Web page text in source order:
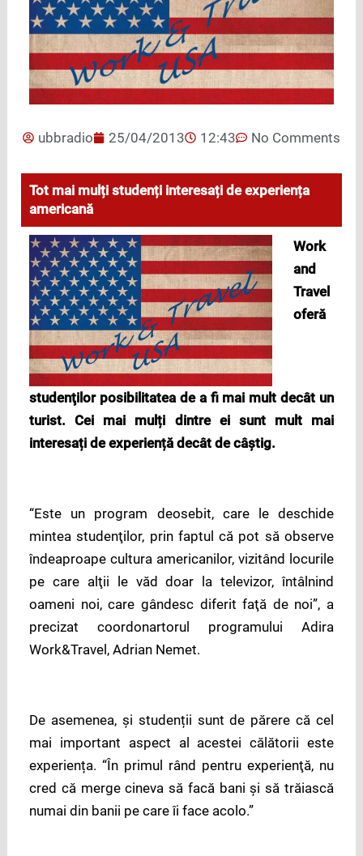
ubbradio 25/04/2013 12:43 No Comments
Tot mai mulți studenți interesați de experiența
americană
Work
and
Travel
oferă
studenţilor posibilitatea de a fi mai mult decât un
turist. Cei mai mulți dintre ei sunt mult mai
interesați de experiență decât de câștig.
“Este un program deosebit, care le deschide
mintea studenţilor, prin faptul că pot să observe
îndeaproape cultura americanilor, vizitând locurile
pe care alţii le văd doar la televizor, întâlnind
oameni noi, care gândesc diferit faţă de noi”, a
precizat coordonartorul programului Adira
Work&Travel, Adrian Nemet.
De asemenea, și studenții sunt de părere că cel
mai important aspect al acestei călătorii este
experiența. “În primul rând pentru experienţă, nu
cred că merge cineva să facă bani şi să trăiască
numai din banii pe care îi face acolo.”